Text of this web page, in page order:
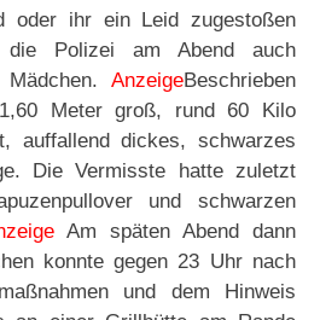
oder ihr ein Leid zugestoßen
Polizei am Abend auch
AnzeigeBeschrieben
Meter groß, rund 60 Kilo
auffallend dickes, schwarzes
Die Vermisste hatte zuletzt
und schwarzen
Am späten Abend dann
konnte gegen 23 Uhr nach
und dem Hinweis